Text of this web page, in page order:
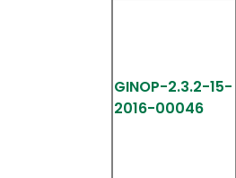
GINOP-2.3.2-15-
2016-00046